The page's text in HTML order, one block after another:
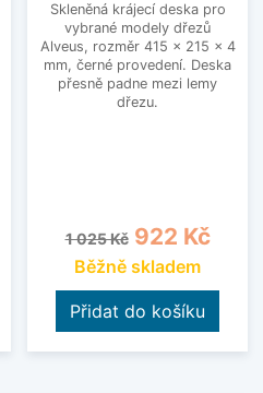
Skleněná krájecí deska pro
vybrané modely dřezů
Alveus, rozměr 415 x 215 x 4
mm, černé provedení. Deska
přesně padne mezi lemy
dřezu.
Běžná cena
1 025 Kč Cena
922 Kč
Běžně skladem
Přidat do košíku